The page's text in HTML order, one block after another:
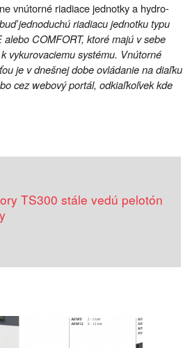
vnútorné riadiace jednotky a hydro-
jednoduchú riadiacu jednotku typu
COMFORT, ktoré majú v sebe
vykurovaciemu systému. Vnútorné
je v dnešnej dobe ovládanie na diaľku
cez webový portál, odkiaľkoľvek kde
TS300 stále vedú pelotón